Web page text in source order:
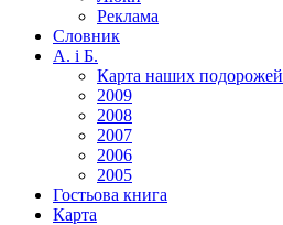
Реклама
Словник
А. і Б.
Карта наших подорожей
2009
2008
2007
2006
2005
Гостьова книга
Карта